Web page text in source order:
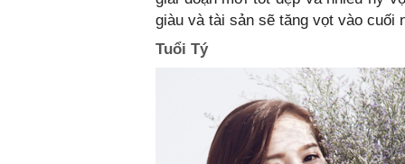
giàu và tài sản sẽ tăng vọt vào cuối
Tuổi Tý